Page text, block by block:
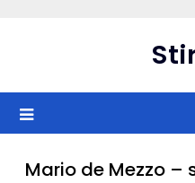
Mario de Mezzo –